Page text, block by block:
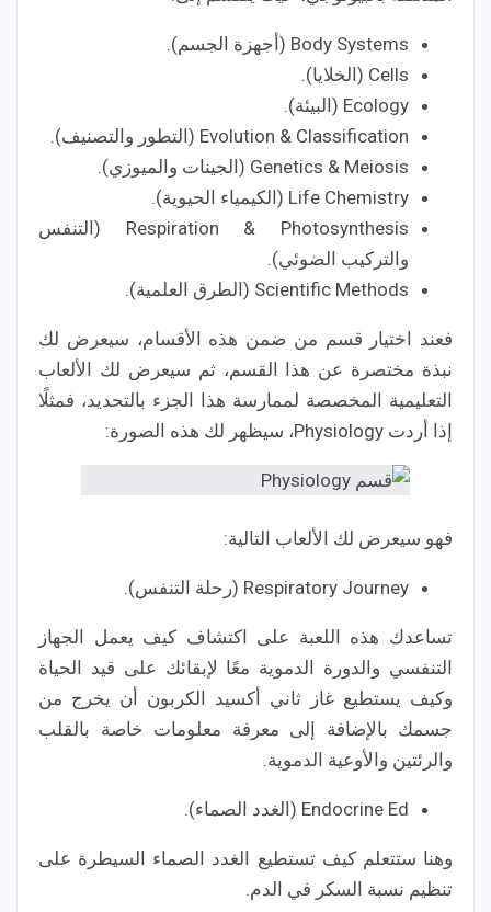
Body Systems (أجهزة الجسم).
Cells (الخلايا).
Ecology (البيئة).
Evolution & Classification (التطور والتصنيف).
Genetics & Meiosis (الجينات والميوزي).
Life Chemistry (الكيمياء الحيوية).
Respiration & Photosynthesis (التنفس
والتركيب الضوئي).
Scientific Methods (الطرق العلمية).
فعند اختيار قسم من ضمن هذه الأقسام، سيعرض لك
نبذة مختصرة عن هذا القسم، ثم سيعرض لك الألعاب
التعليمية المخصصة لممارسة هذا الجزء بالتحديد، فمثلًا
إذا أردت Physiology، سيظهر لك هذه الصورة:
فهو سيعرض لك الألعاب التالية:
Respiratory Journey (رحلة التنفس).
تساعدك هذه اللعبة على اكتشاف كيف يعمل الجهاز
التنفسي والدورة الدموية معًا لإبقائك على قيد الحياة
وكيف يستطيع غاز ثاني أكسيد الكربون أن يخرج من
جسمك بالإضافة إلى معرفة معلومات خاصة بالقلب
والرئتين والأوعية الدموية.
Endocrine Ed (الغدد الصماء).
وهنا ستتعلم كيف تستطيع الغدد الصماء السيطرة على
تنظيم نسبة السكر في الدم.